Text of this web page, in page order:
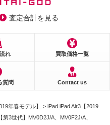
査定合計を見る
れ 買取価格一覧
質問 Contact us
年春モデル】
> iPad iPad Air3【2019
3世代】MV0D2J/A、MV0F2J/A、